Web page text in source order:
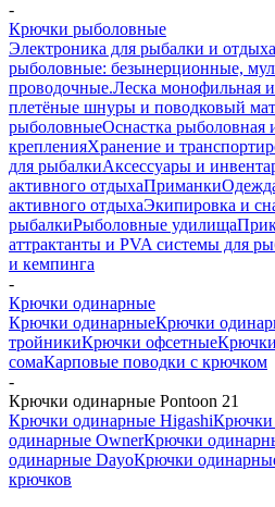
-
Крючки рыболовные
Электроника для рыбалки и
рыболовные: безынерционные,
проводочные.Леска монофильная
плетёные шнуры и поводковый
рыболовныеОснастка рыболовная
крепленияХранение и
для рыбалкиАксессуары и
активного отдыхаПриманки
активного отдыхаЭкипировка и
рыбалкиРыболовные удилища
аттрактанты и PVA системы для
и кемпинга
-
Крючки одинарные
Крючки одинарныеКрючки
тройникиКрючки офсетные
сомаКарповые поводки с крючком
-
Крючки одинарные Pontoon 21
Крючки одинарные HigashiКрючки
одинарные OwnerКрючки
одинарные DayoКрючки
крючков